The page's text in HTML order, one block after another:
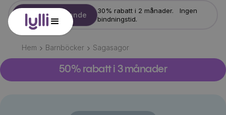
Starta erbjudande
30% rabatt i 2 månader. Ingen
bindningstid.
Hem Barnböcker Sagasagor
50% rabatt i 3 månader